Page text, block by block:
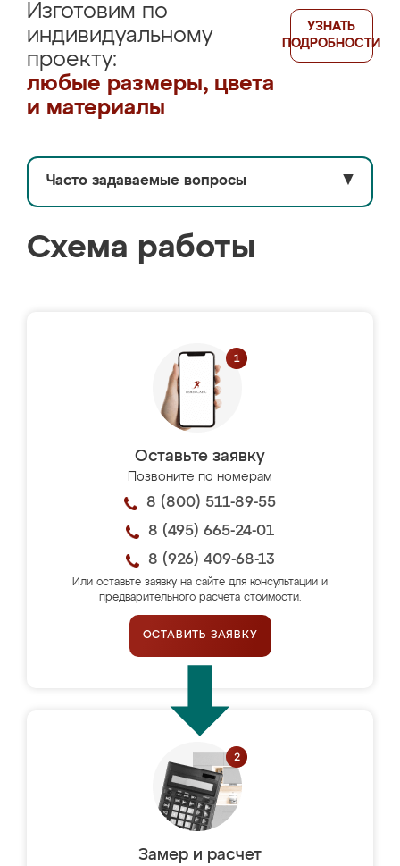
Изготовим по
индивидуальному
проекту:
любые размеры, цвета
и материалы
УЗНАТЬ
ПОДРОБНОСТИ
Часто задаваемые вопросы ▼
Схема работы
Оставьте заявку
Позвоните по номерам
8 (800) 511-89-55
8 (495) 665-24-01
8 (926) 409-68-13
Или оставьте заявку на сайте для консультации и
предварительного расчёта стоимости.
ОСТАВИТЬ ЗАЯВКУ
Замер и расчет